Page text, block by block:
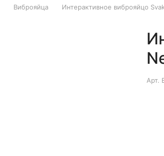
Виброяйца Интерактивное виброяйцо
Арт.